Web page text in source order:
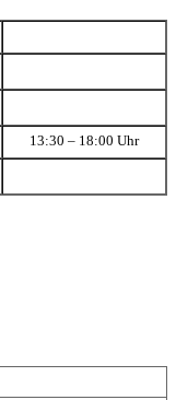
13:30 – 18:00 Uhr